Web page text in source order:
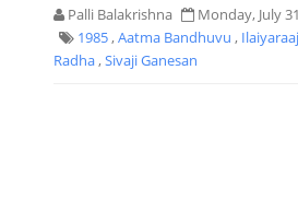
Palli Balakrishna
Monday, July
1985,Aatma Bandhuvu ,
Radha,Sivaji Ganesan